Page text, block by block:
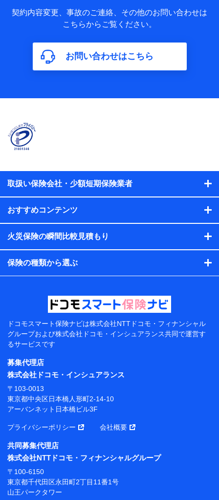
約に関する情報。例として、保険契約者及び被保険者の氏
名、住所、生年月日、性別、保険契約者と被保険者の関係、
保険加入の目的、保険商品の内容、保険料、保険料のお支払
年数などの情報、ペットの種類や年齢などの情報などが含ま
れます。
【共同して利用する者の範囲】
株式会社NTTドコモ
当社又は株式会社NTTドコモが提供する保険関連サービスに
おけるユーザ登録受付および管理のため
当社又は株式会社NTTドコモと取引のあるもしくは委託を受
れらに付帯、関連する当社、株式会社NTTドコモおよび提携
会社のサービスを案内、提供するため
析して、お客さまの趣味・嗜好・傾向に応じたサービス・商
各種セミナーの開催のため
コンサルティングサービスの実施のため
アンケートやキャンペーン等の実施のため
上記に係る案内・手続き・管理等付帯業務を行うため
当該個人データを取り扱う各共同利用者（詳細は次のと
東京都千代田区永田町2丁目11番1号 山王パークタワー
株式会社NTTドコモ 代表取締役社長 前田 義晃
東京都中央区日本橋人形町2-14-10 アーバンネット日
本橋ビル 3F
長 吉村 忠義
※ 当社および株式会社NTTドコモは、お客さまの情報
ソナルデータ憲章」に定める行動原則を順守します 。
※ パーソナルデータダッシュボードの「第三者提供の
管理」の設定状態にかかわらず、共同利用する場合があ
ります。
※ dポイントクラブ会員ではないお客さま（2019年12
月11日以降、一度もdポイントクラブ会員であったこと
がないお客さまに限る）に関する、2019年12月10日以
契約内容変更、事故のご連絡、その他のお問い合わせは
こちらからご覧ください。
お問い合わせはこちら
取扱い保険会社・少額短期保険業者
おすすめコンテンツ
火災保険の瞬間比較見積もり
保険の種類から選ぶ
ドコモスマート保険ナビは株式会社NTTドコモ・フィナンシャル
グループおよび株式会社ドコモ・インシュアランス共同で運営す
るサービスです
募集代理店
株式会社ドコモ・インシュアランス
〒103-0013
東京都中央区日本橋人形町2-14-10
アーバンネット日本橋ビル3F
プライバシーポリシー 会社概要
共同募集代理店
株式会社NTTドコモ・フィナンシャルグループ
〒100-6150
東京都千代田区永田町2丁目11番1号
山王パークタワー